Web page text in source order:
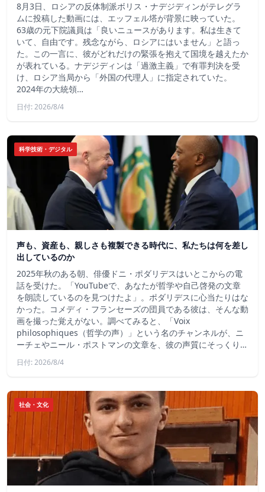
8月3日、ロシアの反体制派ボリス・ナデジディンがテレグラ
ムに投稿した動画には、エッフェル塔が背景に映っていた。
63歳の元下院議員は「良いニュースがあります。私は生きて
いて、自由です。残念ながら、ロシアにはいません」と語っ
た。この一言に、彼がどれだけの緊張を抱えて国境を越えたか
が表れている。ナデジディンは「過激主義」で有罪判決を受
け、ロシア当局から「外国の代理人」に指定されていた。
2024年の大統領…
日付: 2026/8/4
科学技術・デジタル
声も、資産も、親しさも複製できる時代に、私たちは何を差し
出しているのか
2025年秋のある朝、俳優ドニ・ポダリデスはいとこからの電
話を受けた。「YouTubeで、あなたが哲学や自己啓発の文章
を朗読しているのを見つけたよ」。ポダリデスに心当たりはな
かった。コメディ・フランセーズの団員である彼は、そんな動
画を撮った覚えがない。調べてみると、「Voix
philosophiques（哲学の声）」という名のチャンネルが、ニ
ーチェやニール・ポストマンの文章を、彼の声質にそっくり…
日付: 2026/8/4
社会・文化